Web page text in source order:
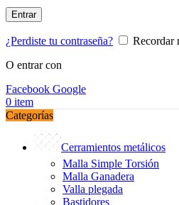
Entrar
¿Perdiste tu contraseña?
Recordar
O entrar con
Facebook Google
0 item
Categorías
Cerramientos metálicos
Malla Simple Torsión
Malla Ganadera
Valla plegada
Bastidores